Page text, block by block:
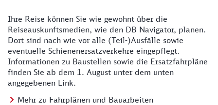
Details zu Baustelle
Ihre Reise können Sie wie gewohnt über die
Reiseauskunftsmedien, wie den DB Navigator, planen.
Dort sind nach wie vor alle (Teil-)Ausfälle sowie
eventuelle Schienenersatzverkehre eingepflegt.
Informationen zu Baustellen sowie die Ersatzfahrpläne
finden Sie ab dem 1. August unter dem unten
angegebenen Link.
Mehr zu Fahrplänen und Bauarbeiten